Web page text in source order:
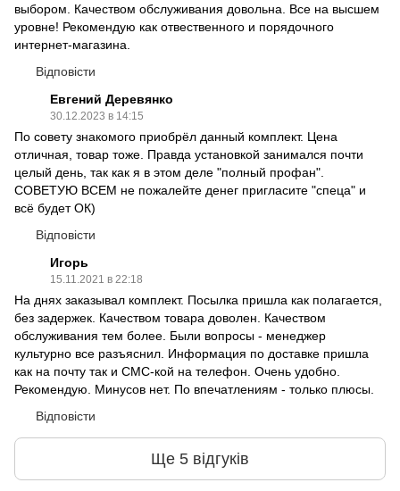
выбором. Качеством обслуживания довольна. Все на высшем
уровне! Рекомендую как отвественного и порядочного
интернет-магазина.
Відповісти
Евгений Деревянко
30.12.2023 в 14:15
По совету знакомого приобрёл данный комплект. Цена
отличная, товар тоже. Правда установкой занимался почти
целый день, так как я в этом деле "полный профан".
СОВЕТУЮ ВСЕМ не пожалейте денег пригласите "спеца" и
всё будет ОК)
Відповісти
Игорь
15.11.2021 в 22:18
На днях заказывал комплект. Посылка пришла как полагается,
без задержек. Качеством товара доволен. Качеством
обслуживания тем более. Были вопросы - менеджер
культурно все разъяснил. Информация по доставке пришла
как на почту так и СМС-кой на телефон. Очень удобно.
Рекомендую. Минусов нет. По впечатлениям - только плюсы.
Відповісти
Ще 5 відгуків